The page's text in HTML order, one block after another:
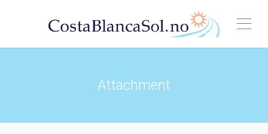
Attachment